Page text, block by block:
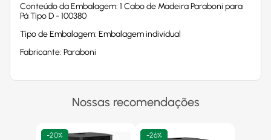
Conteúdo da Embalagem: 1 Cabo de Madeira Paraboni para
Pá Tipo D - 100380
Tipo de Embalagem: Embalagem individual
Fabricante: Paraboni
Nossas recomendações
-20% -26%